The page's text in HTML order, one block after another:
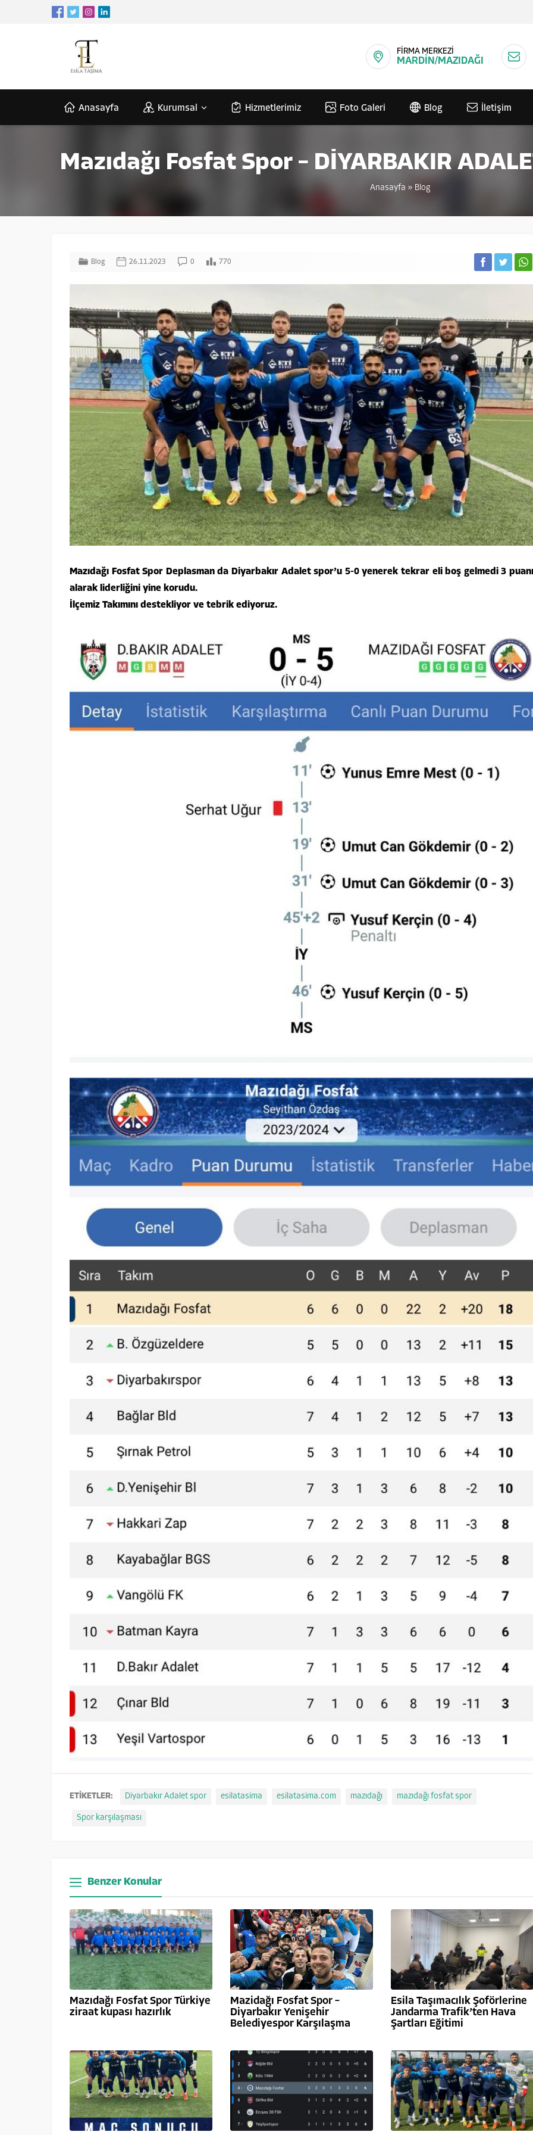
FİRMA MERKEZİ
MARDİN/MAZIDAĞI
Anasayfa Kurumsal Hizmetlerimiz Foto Galeri Blog İletişim
Mazıdağı Fosfat Spor – DİYARBAKIR
Anasayfa » Blog
Blog 26.11.2023 0 770
Mazıdağı Fosfat Spor Deplasman da Diyarbakır Adalet spor’u 5-0 yenerek tekrar eli boş gelmedi 3 puanı
alarak liderliğini yine korudu.
İlçemiz Takımını destekliyor ve tebrik ediyoruz.
ETİKETLER: Diyarbakır Adalet spor esilatasima esilatasima.com mazıdağı mazıdağı fosfat spor
Spor karşılaşması
Benzer Konular
Mazıdağı Fosfat Spor Türkiye
ziraat kupası hazırlık
Mazidağı Fosfat Spor –
Diyarbakır Yenişehir
Belediyespor Karşılaşma
Esila Taşımacılık Şoförlerine
Jandarma Trafik’ten Hava
Şartları Eğitimi